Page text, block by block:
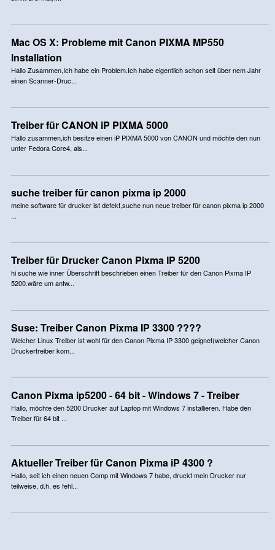
Mac OS X: Probleme mit Canon PIXMA MP550
Installation
Hallo Zusammen,Ich habe ein Problem.Ich habe eigentlich schon seit über nem Jahr
einen Scanner-Druc...
Treiber für CANON iP PIXMA 5000
Hallo zusammen,ich besitze einen iP PIXMA 5000 von CANON und möchte den nun
unter Fedora Core4, als...
suche treiber für canon pixma ip 2000
meine software für drucker ist defekt,suche nun neue treiber für canon pixma ip 2000
...
Treiber für Drucker Canon Pixma IP 5200
hi suche wie inner Überschrift beschrieben einen Treiber für den Canon Pixma IP
5200.wäre um antw...
Suse: Treiber Canon Pixma IP 3300 ????
Welcher Linux Treiber ist wohl für den Canon Pixma IP 3300 geignet(welcher Canon
Druckertreiber kom...
Canon Pixma ip5200 - 64 bit - Windows 7 - Treiber
Hallo, möchte den 5200 Drucker auf Laptop mit Windows 7 installieren. Habe den
Treiber für 64 bit ...
Aktueller Treiber für Canon Pixma iP 4300 ?
Hallo, seit ich einen neuen Comp mit Windows 7 habe, druckt mein Drucker nur
teilweise, d.h. es fehl...